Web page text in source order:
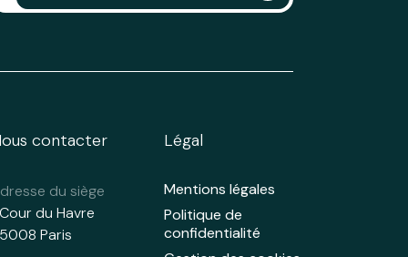
contacter
du siège
du Havre
Paris
Légal
Mentions légales
Politique de
confidentialité